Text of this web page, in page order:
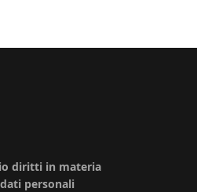
diritti in materia
personali